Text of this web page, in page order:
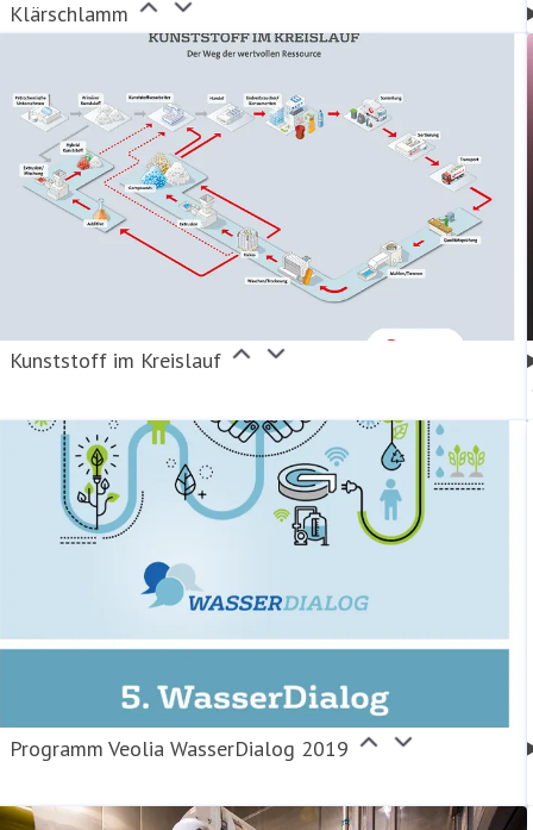
Klärschlamm
Kunststoff im Kreislauf
Programm Veolia WasserDialog 2019